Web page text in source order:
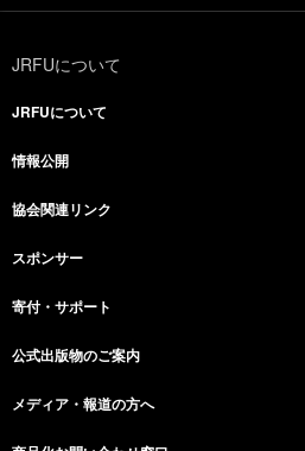
JRFUについて
JRFUについて
情報公開
協会関連リンク
スポンサー
寄付・サポート
公式出版物のご案内
メディア・報道の方へ